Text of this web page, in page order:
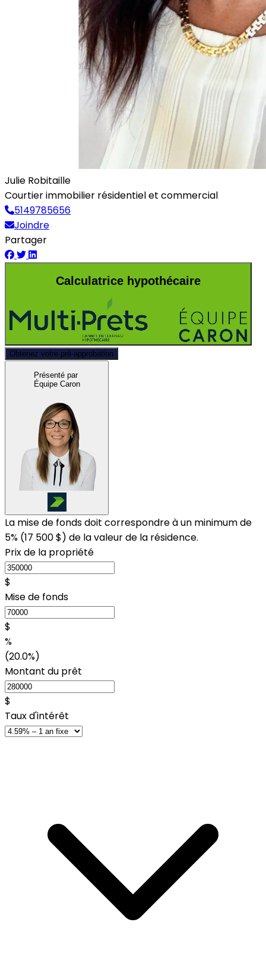
Julie Robitaille
Courtier immobilier résidentiel et commercial
5149785656
Joindre
Partager
Calculatrice hypothécaire
Obtenez votre pré-approbation
Présenté par
Équipe Caron
La mise de fonds doit correspondre à un minimum de
5% (17 500 $) de la valeur de la résidence.
Prix de la propriété
$
Mise de fonds
$
%
(20.0%)
Montant du prêt
$
Taux d'intérêt